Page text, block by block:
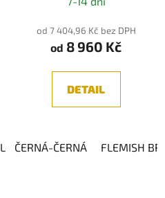
Leštěný hliník Leštěný antracit
od 7 404,96 Kč bez DPH
od 8 960 Kč
DETAIL
ČERNÁ-ČERNÁ FLEMISH